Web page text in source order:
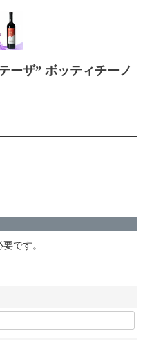
ーザ” ボッティチーノ
です。